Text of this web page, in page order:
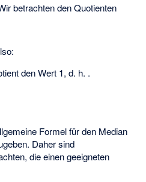
betrachten den Quotienten
den Wert 1, d. h. .
Formel für den Median
Daher sind
die einen geeigneten